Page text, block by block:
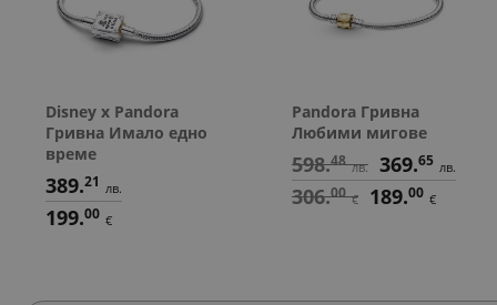
Disney x Pandora
Гривна Имало едно
време
389.21 лв.
199.00 €
Pandora Гривна
Любими мигове
598.48 лв. 369.65 лв.
306.00 € 189.00 €